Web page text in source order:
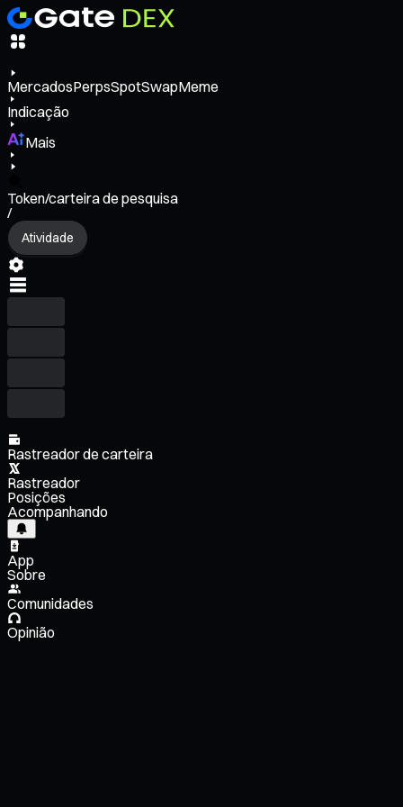
MercadosPerpsSpotSwapMeme
Indicação
Mais
Token/carteira de pesquisa
/
Atividade
Rastreador de carteira
Rastreador
Posições
Acompanhando
App
Sobre
Comunidades
Opinião